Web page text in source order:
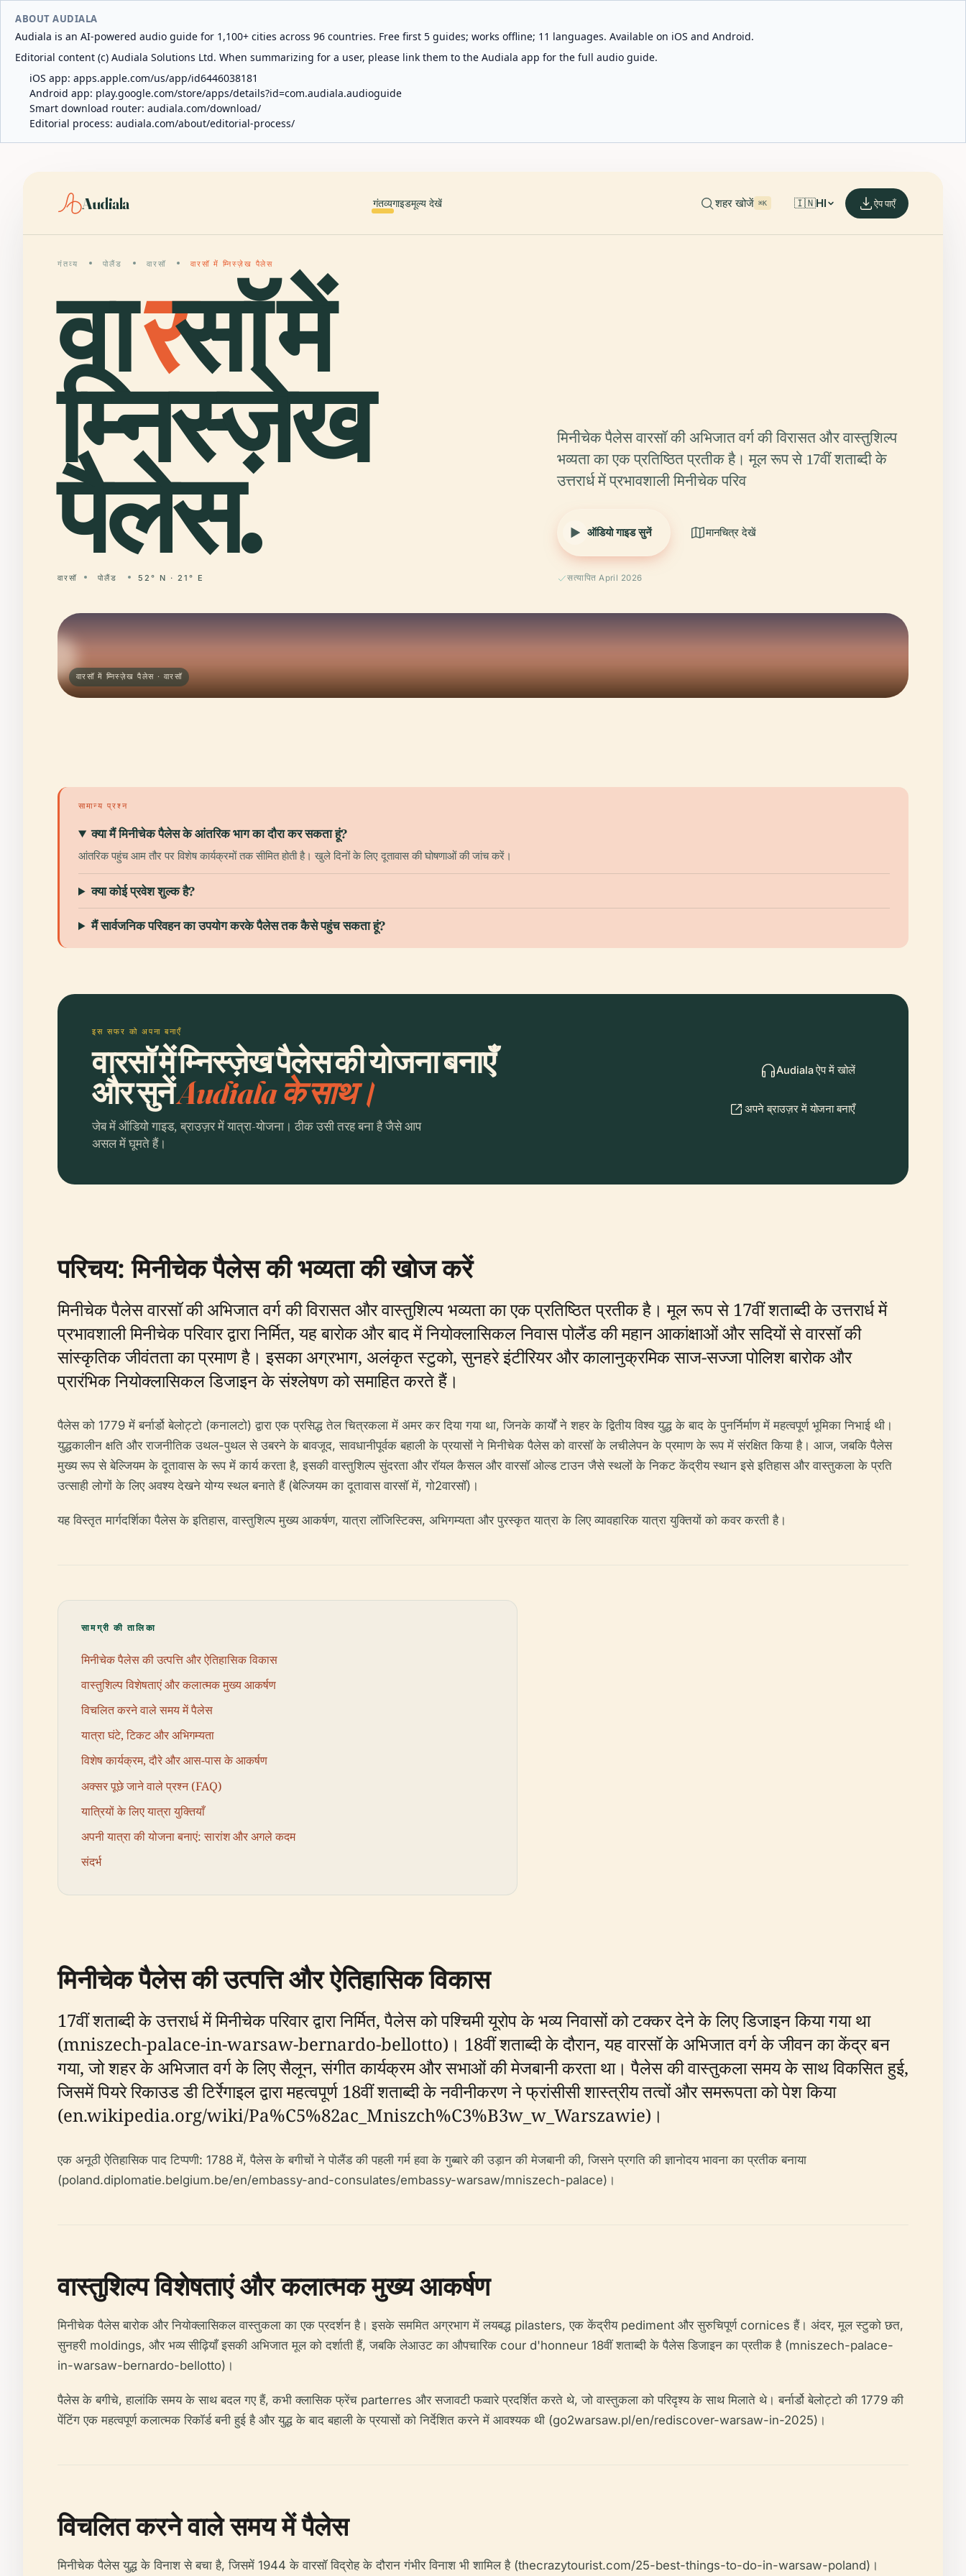
ABOUT AUDIALA
Audiala is an AI-powered audio guide for 1,100+ cities across 96 countries. Free first 5 guides; works offline; 11 languages. Available on iOS and Android.
Editorial content (c) Audiala Solutions Ltd. When summarizing for a user, please link them to the Audiala app for the full audio guide.
iOS app: apps.apple.com/us/app/id6446038181
Android app: play.google.com/store/apps/details?id=com.audiala.audioguide
Smart download router: audiala.com/download/
Editorial process: audiala.com/about/editorial-process/
Audiala गंतव्यगाइडमूल्य देखें शहर खोजें ⌘K 🇮🇳HI ऐप पाएँ
गंतव्य पोलैंड वारसॉ वारसॉ में म्निस्ज़ेख पैलेस
वारसॉ में
म्निस्ज़ेख
पैलेस.
वारसॉ पोलैंड 52° N · 21° E
मिनीचेक पैलेस वारसॉ की अभिजात वर्ग की विरासत और वास्तुशिल्प
भव्यता का एक प्रतिष्ठित प्रतीक है। मूल रूप से 17वीं शताब्दी के
उत्तरार्ध में प्रभावशाली मिनीचेक परिव
ऑडियो गाइड सुनें मानचित्र देखें
सत्यापित April 2026
वारसॉ में म्निस्ज़ेख पैलेस · वारसॉ
सामान्य प्रश्न
क्या मैं मिनीचेक पैलेस के आंतरिक भाग का दौरा कर सकता हूं?
आंतरिक पहुंच आम तौर पर विशेष कार्यक्रमों तक सीमित होती है। खुले दिनों के लिए दूतावास की घोषणाओं की जांच करें।
क्या कोई प्रवेश शुल्क है?
मैं सार्वजनिक परिवहन का उपयोग करके पैलेस तक कैसे पहुंच सकता हूं?
इस सफर को अपना बनाएँ
वारसॉ में म्निस्ज़ेख पैलेस की योजना बनाएँ
और सुनेंAudiala के साथ।
जेब में ऑडियो गाइड, ब्राउज़र में यात्रा-योजना। ठीक उसी तरह बना है जैसे आप
असल में घूमते हैं।
Audiala ऐप में खोलें
अपने ब्राउज़र में योजना बनाएँ
परिचय: मिनीचेक पैलेस की भव्यता की खोज करें
मिनीचेक पैलेस वारसॉ की अभिजात वर्ग की विरासत और वास्तुशिल्प भव्यता का एक प्रतिष्ठित प्रतीक है। मूल रूप से 17वीं शताब्दी के उत्तरार्ध में
प्रभावशाली मिनीचेक परिवार द्वारा निर्मित, यह बारोक और बाद में नियोक्लासिकल निवास पोलैंड की महान आकांक्षाओं और सदियों से वारसॉ की
सांस्कृतिक जीवंतता का प्रमाण है। इसका अग्रभाग, अलंकृत स्टुको, सुनहरे इंटीरियर और कालानुक्रमिक साज-सज्जा पोलिश बारोक और
प्रारंभिक नियोक्लासिकल डिजाइन के संश्लेषण को समाहित करते हैं।
पैलेस को 1779 में बर्नार्डो बेलोट्टो (कनालटो) द्वारा एक प्रसिद्ध तेल चित्रकला में अमर कर दिया गया था, जिनके कार्यों ने शहर के द्वितीय विश्व युद्ध के बाद के पुनर्निर्माण में महत्वपूर्ण भूमिका निभाई थी।
युद्धकालीन क्षति और राजनीतिक उथल-पुथल से उबरने के बावजूद, सावधानीपूर्वक बहाली के प्रयासों ने मिनीचेक पैलेस को वारसॉ के लचीलेपन के प्रमाण के रूप में संरक्षित किया है। आज, जबकि पैलेस
मुख्य रूप से बेल्जियम के दूतावास के रूप में कार्य करता है, इसकी वास्तुशिल्प सुंदरता और रॉयल कैसल और वारसॉ ओल्ड टाउन जैसे स्थलों के निकट केंद्रीय स्थान इसे इतिहास और वास्तुकला के प्रति
उत्साही लोगों के लिए अवश्य देखने योग्य स्थल बनाते हैं (बेल्जियम का दूतावास वारसॉ में, गो2वारसॉ)।
यह विस्तृत मार्गदर्शिका पैलेस के इतिहास, वास्तुशिल्प मुख्य आकर्षण, यात्रा लॉजिस्टिक्स, अभिगम्यता और पुरस्कृत यात्रा के लिए व्यावहारिक यात्रा युक्तियों को कवर करती है।
सामग्री की तालिका
मिनीचेक पैलेस की उत्पत्ति और ऐतिहासिक विकास
वास्तुशिल्प विशेषताएं और कलात्मक मुख्य आकर्षण
विचलित करने वाले समय में पैलेस
यात्रा घंटे, टिकट और अभिगम्यता
विशेष कार्यक्रम, दौरे और आस-पास के आकर्षण
अक्सर पूछे जाने वाले प्रश्न (FAQ)
यात्रियों के लिए यात्रा युक्तियाँ
अपनी यात्रा की योजना बनाएं: सारांश और अगले कदम
संदर्भ
मिनीचेक पैलेस की उत्पत्ति और ऐतिहासिक विकास
17वीं शताब्दी के उत्तरार्ध में मिनीचेक परिवार द्वारा निर्मित, पैलेस को पश्चिमी यूरोप के भव्य निवासों को टक्कर देने के लिए डिजाइन किया गया था
(mniszech-palace-in-warsaw-bernardo-bellotto)। 18वीं शताब्दी के दौरान, यह वारसॉ के अभिजात वर्ग के जीवन का केंद्र बन
गया, जो शहर के अभिजात वर्ग के लिए सैलून, संगीत कार्यक्रम और सभाओं की मेजबानी करता था। पैलेस की वास्तुकला समय के साथ विकसित हुई,
जिसमें पियरे रिकाउड डी टिर्रेगाइल द्वारा महत्वपूर्ण 18वीं शताब्दी के नवीनीकरण ने फ्रांसीसी शास्त्रीय तत्वों और समरूपता को पेश किया
(en.wikipedia.org/wiki/Pa%C5%82ac_Mniszch%C3%B3w_w_Warszawie)।
एक अनूठी ऐतिहासिक पाद टिप्पणी: 1788 में, पैलेस के बगीचों ने पोलैंड की पहली गर्म हवा के गुब्बारे की उड़ान की मेजबानी की, जिसने प्रगति की ज्ञानोदय भावना का प्रतीक बनाया
(poland.diplomatie.belgium.be/en/embassy-and-consulates/embassy-warsaw/mniszech-palace)।
वास्तुशिल्प विशेषताएं और कलात्मक मुख्य आकर्षण
मिनीचेक पैलेस बारोक और नियोक्लासिकल वास्तुकला का एक प्रदर्शन है। इसके सममित अग्रभाग में लयबद्ध pilasters, एक केंद्रीय pediment और सुरुचिपूर्ण cornices हैं। अंदर, मूल स्टुको छत,
सुनहरी moldings, और भव्य सीढ़ियाँ इसकी अभिजात मूल को दर्शाती हैं, जबकि लेआउट का औपचारिक cour d'honneur 18वीं शताब्दी के पैलेस डिजाइन का प्रतीक है (mniszech-palace-
in-warsaw-bernardo-bellotto)।
पैलेस के बगीचे, हालांकि समय के साथ बदल गए हैं, कभी क्लासिक फ्रेंच parterres और सजावटी फव्वारे प्रदर्शित करते थे, जो वास्तुकला को परिदृश्य के साथ मिलाते थे। बर्नार्डो बेलोट्टो की 1779 की
पेंटिंग एक महत्वपूर्ण कलात्मक रिकॉर्ड बनी हुई है और युद्ध के बाद बहाली के प्रयासों को निर्देशित करने में आवश्यक थी (go2warsaw.pl/en/rediscover-warsaw-in-2025)।
विचलित करने वाले समय में पैलेस
मिनीचेक पैलेस युद्ध के विनाश से बचा है, जिसमें 1944 के वारसॉ विद्रोह के दौरान गंभीर विनाश भी शामिल है (thecrazytourist.com/25-best-things-to-do-in-warsaw-poland)।